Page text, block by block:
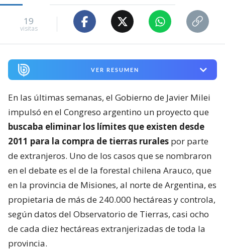
19
visitas
VER RESUMEN
En las últimas semanas, el Gobierno de Javier Milei
impulsó en el Congreso argentino un proyecto que
buscaba eliminar los límites que existen desde
2011 para la compra de tierras rurales por parte
de extranjeros. Uno de los casos que se nombraron
en el debate es el de la forestal chilena Arauco, que
en la provincia de Misiones, al norte de Argentina, es
propietaria de más de 240.000 hectáreas y controla,
según datos del Observatorio de Tierras, casi ocho
de cada diez hectáreas extranjerizadas de toda la
provincia.